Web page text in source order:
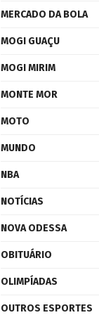
MERCADO DA BOLA
MOGI GUAÇU
MOGI MIRIM
MONTE MOR
MOTO
MUNDO
NBA
NOTÍCIAS
NOVA ODESSA
OBITUÁRIO
OLIMPÍADAS
OUTROS ESPORTES